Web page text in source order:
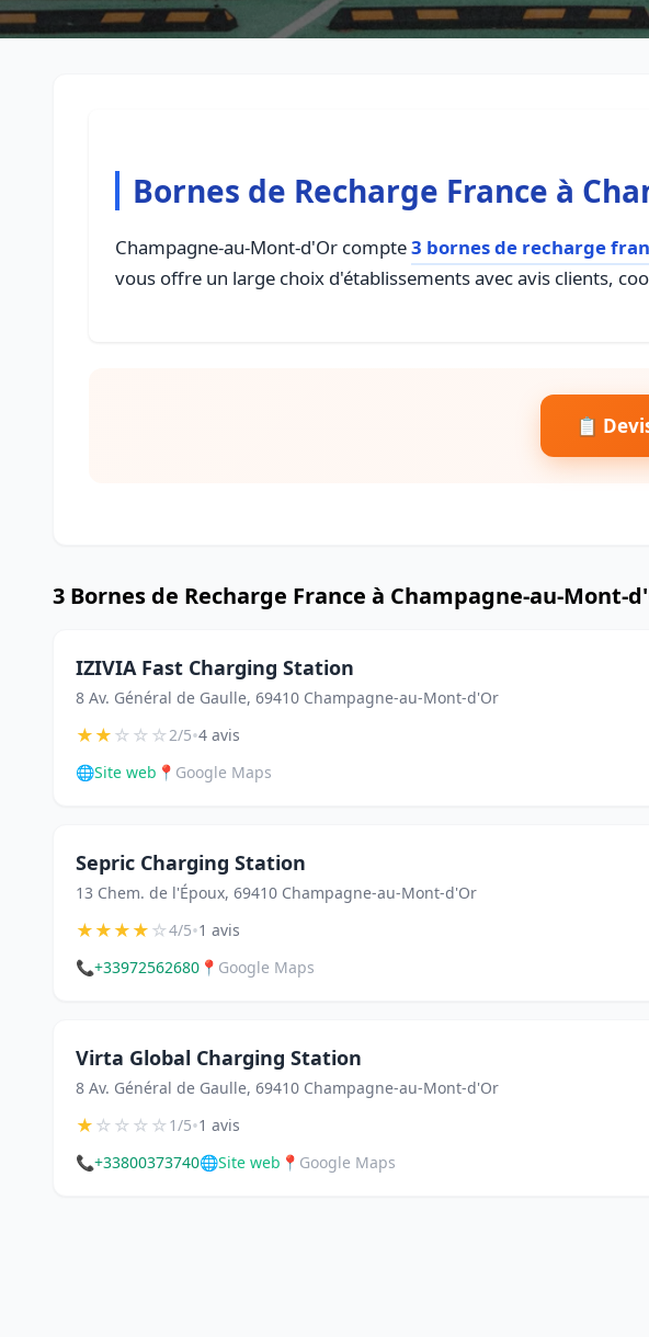
Bornes de Recharge France à
Champagne-au-Mont-d'Or compte3 bornes de recharge
vous offre un large choix d'établissements avec avis clients,
📋
3 Bornes de Recharge France à Champagne-au-Mont-
IZIVIA Fast Charging Station
8 Av. Général de Gaulle, 69410 Champagne-au-Mont-d'Or
★★☆☆☆2/5•4 avis
🌐Site web 📍 Google Maps
Sepric Charging Station
13 Chem. de l'Époux, 69410 Champagne-au-Mont-d'Or
★★★★☆4/5•1 avis
📞+33972562680 📍 Google Maps
Virta Global Charging Station
8 Av. Général de Gaulle, 69410 Champagne-au-Mont-d'Or
★☆☆☆☆1/5•1 avis
📞+33800373740🌐Site web 📍 Google Maps